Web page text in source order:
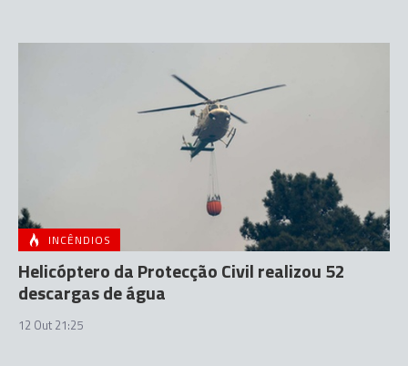
INCÊNDIOS
Helicóptero da Protecção Civil realizou 52
descargas de água
12 Out 21:25